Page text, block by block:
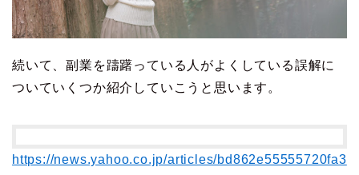
続いて、副業を躊躇っている人がよくしている誤解に
ついていくつか紹介していこうと思います。
https://news.yahoo.co.jp/articles/bd862e55555720fa3